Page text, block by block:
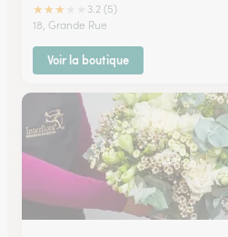
★★★
3.2 (5)
18, Grande Rue
Voir la boutique